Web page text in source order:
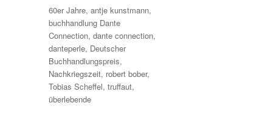
Schlagwörter
60er Jahre,antje kunstmann,
buchhandlung Dante
Connection,dante connection,
danteperle, Deutscher
Buchhandlungspreis,
Nachkriegszeit, robert bober,
Tobias Scheffel,truffaut,
überlebende